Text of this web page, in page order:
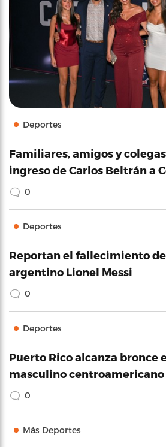
Deportes
Familiares, amigos y
ingreso de Carlos Beltrán a
0
Deportes
Reportan el fallecimiento
argentino Lionel Messi
0
Deportes
Puerto Rico alcanza bronce
masculino centroamericano
0
Más Deportes